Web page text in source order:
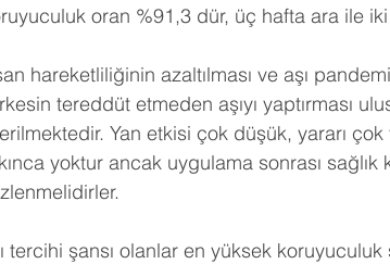
oran %91,3 dür, üç hafta ara ile
hareketliliğinin azaltılması ve aşı
tereddüt etmeden aşıyı yaptırması
Yan etkisi çok düşük, yararı
yoktur ancak uygulama sonrası
tercihi şansı olanlar en yüksek